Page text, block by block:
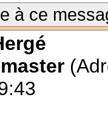
à ce